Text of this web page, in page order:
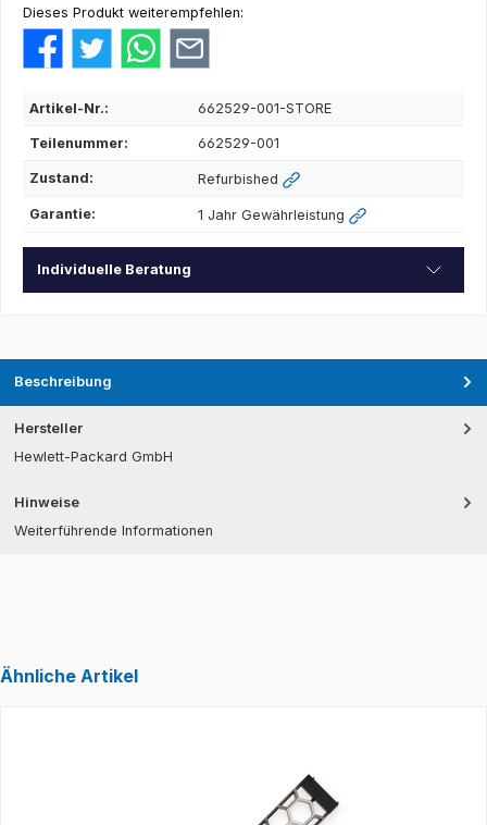
Dieses Produkt weiterempfehlen:
Artikel-Nr.: 662529-001-STORE
Teilenummer: 662529-001
Zustand: Refurbished
Garantie: 1 Jahr Gewährleistung
Individuelle Beratung
Beschreibung
Hersteller
Hewlett-Packard GmbH
Hinweise
Weiterführende Informationen
Ähnliche Artikel